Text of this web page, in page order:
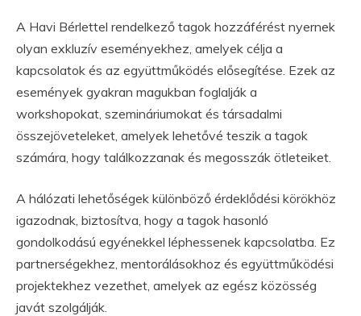
A Havi Bérlettel rendelkező tagok hozzáférést nyernek
olyan exkluzív eseményekhez, amelyek célja a
kapcsolatok és az együttműködés elősegítése. Ezek az
események gyakran magukban foglalják a
workshopokat, szemináriumokat és társadalmi
összejöveteleket, amelyek lehetővé teszik a tagok
számára, hogy találkozzanak és megosszák ötleteiket.
A hálózati lehetőségek különböző érdeklődési körökhöz
igazodnak, biztosítva, hogy a tagok hasonló
gondolkodású egyénekkel léphessenek kapcsolatba. Ez
partnerségekhez, mentorálásokhoz és együttműködési
projektekhez vezethet, amelyek az egész közösség
javát szolgálják.